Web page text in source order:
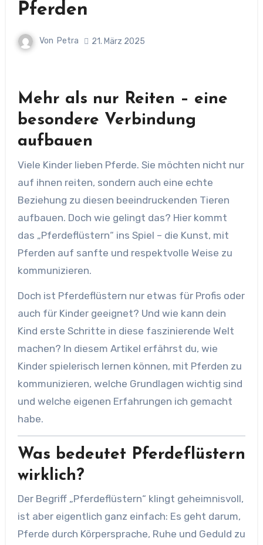
Pferden
Von Petra 21. März 2025
Mehr als nur Reiten – eine
besondere Verbindung
aufbauen
Viele Kinder lieben Pferde. Sie möchten nicht nur
auf ihnen reiten, sondern auch eine echte
Beziehung zu diesen beeindruckenden Tieren
aufbauen. Doch wie gelingt das? Hier kommt
das „Pferdeflüstern“ ins Spiel – die Kunst, mit
Pferden auf sanfte und respektvolle Weise zu
kommunizieren.
Doch ist Pferdeflüstern nur etwas für Profis oder
auch für Kinder geeignet? Und wie kann dein
Kind erste Schritte in diese faszinierende Welt
machen? In diesem Artikel erfährst du, wie
Kinder spielerisch lernen können, mit Pferden zu
kommunizieren, welche Grundlagen wichtig sind
und welche eigenen Erfahrungen ich gemacht
habe.
Was bedeutet Pferdeflüstern
wirklich?
Der Begriff „Pferdeflüstern“ klingt geheimnisvoll,
ist aber eigentlich ganz einfach: Es geht darum,
Pferde durch Körpersprache, Ruhe und Geduld zu